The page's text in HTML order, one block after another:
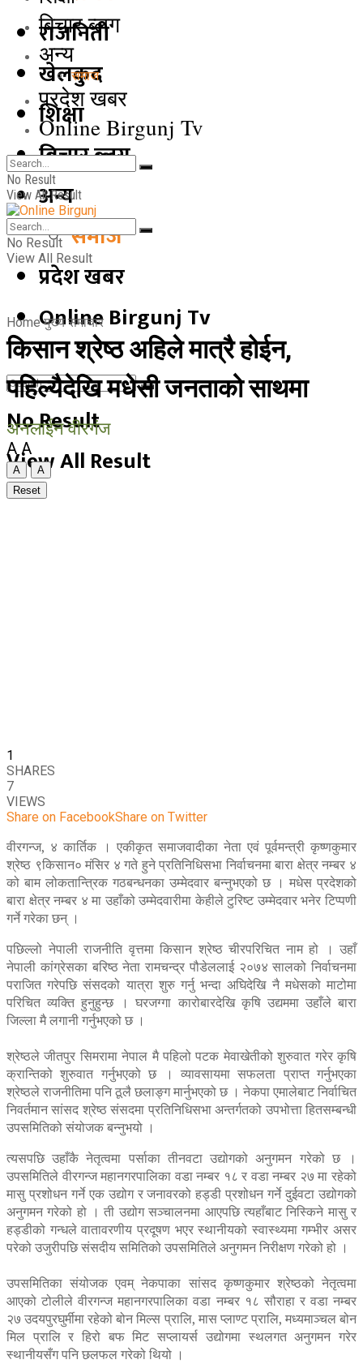
राजनिती
खेलकुद
शिक्षा
बिचार ब्लग
अन्य
समाज
प्रदेश खबर
Online Birgunj Tv
No Result
View All Result
बिचार ब्लग
अन्य
समाज
प्रदेश खबर
Online Birgunj Tv
No Result
View All Result
No Result
View All Result
Home मुख्य समाचार
किसान श्रेष्ठ अहिले मात्रै होईन,
पहिल्यैदेखि मधेसी जनताको साथमा
अनलाईन वीरगंज
A A
A
A
Reset
1
SHARES
7
VIEWS
Share on FacebookShare on Twitter
वीरगन्ज, ४ कार्तिक । एकीकृत समाजवादीका नेता एवं पूर्वमन्त्री कृष्णकुमार
श्रेष्ठ ९किसान० मंसिर ४ गते हुने प्रतिनिधिसभा निर्वाचनमा बारा क्षेत्र नम्बर ४
को बाम लोकतान्त्रिक गठबन्धनका उम्मेदवार बन्नुभएको छ । मधेस प्रदेशको
बारा क्षेत्र नम्बर ४ मा उहाँको उम्मेदवारीमा केहीले टुरिष्ट उम्मेदवार भनेर टिप्पणी
गर्ने गरेका छन् ।
पछिल्लो नेपाली राजनीति वृत्तमा किसान श्रेष्ठ चीरपरिचित नाम हो । उहाँ
नेपाली कांग्रेसका बरिष्ठ नेता रामचन्द्र पौडेललाई २०७४ सालको निर्वाचनमा
पराजित गरेपछि संसदको यात्रा शुरु गर्नु भन्दा अघिदेखि नै मधेसको माटोमा
परिचित व्यक्ति हुनुहुन्छ । घरजग्गा कारोबारदेखि कृषि उद्यममा उहाँले बारा
जिल्ला मै लगानी गर्नुभएको छ ।
श्रेष्ठले जीतपुर सिमरामा नेपाल मै पहिलो पटक मेवाखेतीको शुरुवात गरेर कृषि
क्रान्तिको शुरुवात गर्नुभएको छ । व्यावसायमा सफलता प्राप्त गर्नुभएका
श्रेष्ठले राजनीतिमा पनि ठूलै छलाङ्ग मार्नुभएको छ । नेकपा एमालेबाट निर्वाचित
निवर्तमान सांसद श्रेष्ठ संसदमा प्रतिनिधिसभा अन्तर्गतको उपभोत्ता हितसम्बन्धी
उपसमितिको संयोजक बन्नुभयो ।
त्यसपछि उहाँकै नेतृत्वमा पर्साका तीनवटा उद्योगको अनुगमन गरेको छ ।
उपसमितिले वीरगन्ज महानगरपालिका वडा नम्बर १८ र वडा नम्बर २७ मा रहेको
मासु प्रशोधन गर्ने एक उद्योग र जनावरको हड्डी प्रशोधन गर्ने दुईवटा उद्योगको
अनुगमन गरेको हो । ती उद्योग सञ्चालनमा आएपछि त्यहाँबाट निस्किने मासु र
हड्डीको गन्धले वातावरणीय प्रदूषण भएर स्थानीयको स्वास्थ्यमा गम्भीर असर
परेको उजुरीपछि संसदीय समितिको उपसमितिले अनुगमन निरीक्षण गरेको हो ।
उपसमितिका संयोजक एवम् नेकपाका सांसद कृष्णकुमार श्रेष्ठको नेतृत्वमा
आएको टोलीले वीरगन्ज महानगरपालिका वडा नम्बर १८ सौराहा र वडा नम्बर
२७ उदयपुरघुर्मीमा रहेको बोन मिल्स प्रालि, मास प्लाण्ट प्रालि, मध्यमाञ्चल बोन
मिल प्रालि र हिरो बफ मिट सप्लायर्स उद्योगमा स्थलगत अनुगमन गरेर
स्थानीयसँग पनि छलफल गरेको थियो ।